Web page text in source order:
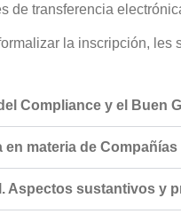
de transferencia
la inscripción, les
Compliance y el Buen
en materia de
Aspectos sustantivos y